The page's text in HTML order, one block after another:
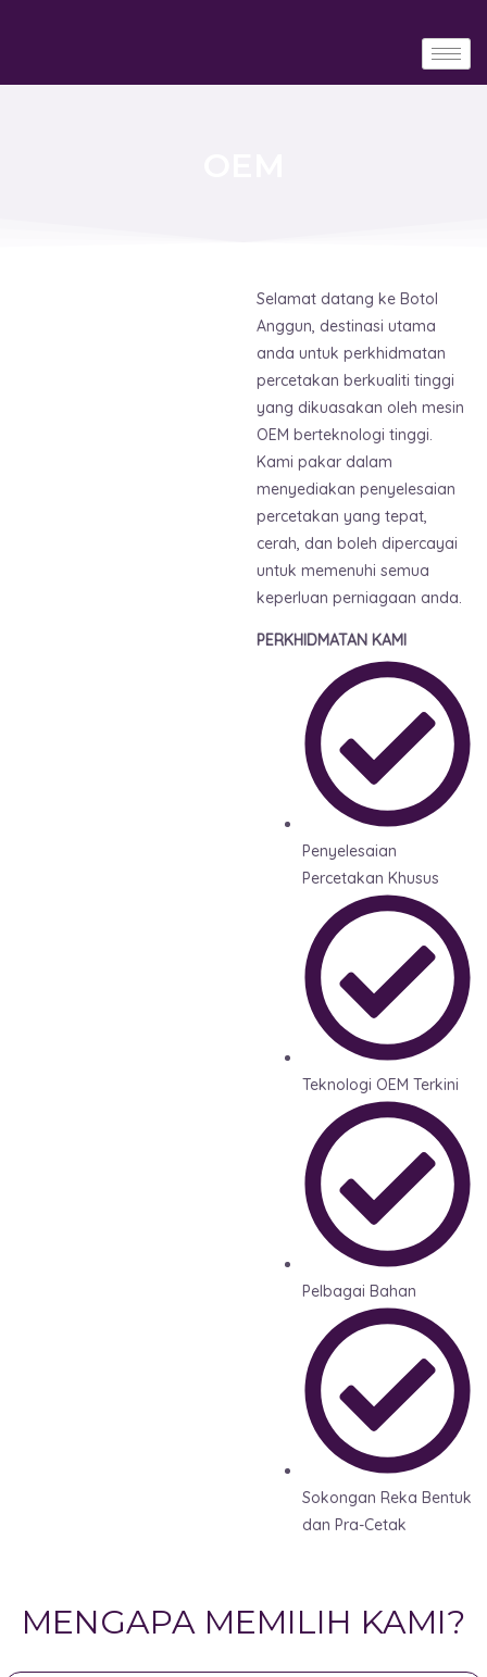
Selamat datang ke Botol
Anggun, destinasi utama
anda untuk perkhidmatan
percetakan berkualiti tinggi
yang dikuasakan oleh mesin
OEM berteknologi tinggi.
Kami pakar dalam
menyediakan penyelesaian
percetakan yang tepat,
cerah, dan boleh dipercayai
untuk memenuhi semua
keperluan perniagaan anda.
PERKHIDMATAN KAMI
Penyelesaian
Percetakan Khusus
Teknologi OEM Terkini
Pelbagai Bahan
Sokongan Reka Bentuk
dan Pra-Cetak
MENGAPA MEMILIH KAMI?